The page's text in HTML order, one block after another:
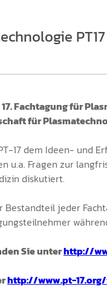
17. Fachtagung für
für
17 dem Ideen- und
u.a. Fragen zur
diskutiert.
jeder
Sie unterhttp://
http://www.pt-